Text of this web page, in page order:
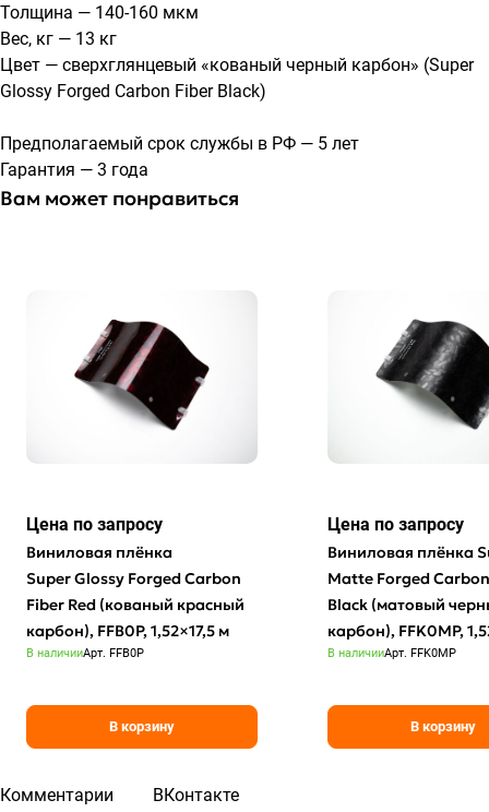
Толщина — 140-160 мкм
Вес, кг — 13 кг
Цвет — сверхглянцевый «кованый черный карбон» (Super
Glossy Forged Carbon Fiber Black)
Предполагаемый срок службы в РФ — 5 лет
Гарантия — 3 года
Вам может понравиться
Цена по запросу
Виниловая плёнка
Super Glossy Forged Carbon
Fiber Red (кованый красный
карбон), FFB0P, 1,52×17,5 м
В наличииАрт. FFB0P
В корзину
Цена по запросу
Виниловая плёнка
Matte Forged
Black (матовый
карбон), FFK0MP,
В наличииАрт. FFK0MP
В корзину
Комментарии ВКонтакте